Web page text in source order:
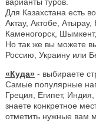
Для Казахстана есть
Актау, Актобе,
Каменогорск,
Но так же вы можете
Россию, Украину или
«Куда» - выбираете
Самые популярные
Греция, Египет,
знаете конкретное
отметить нужные вам